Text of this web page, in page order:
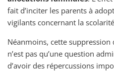
fait d’inciter les parents à
vigilants concernant la
Néanmoins, cette
n’est pas qu’une question
d’avoir des répercussions